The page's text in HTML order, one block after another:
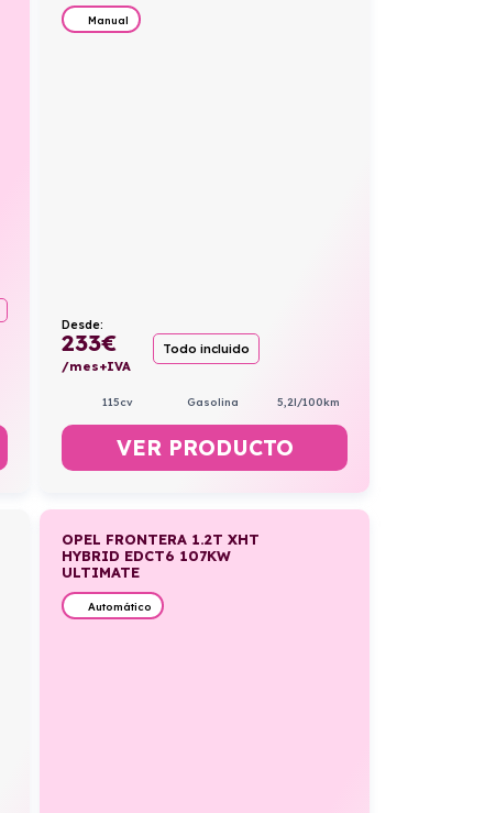
Manual
Desde:
233€
/mes+IVA
Todo incluido
115cv Gasolina 5,2l/100km
VER PRODUCTO
OPEL FRONTERA 1.2T XHT
HYBRID EDCT6 107KW
ULTIMATE
Automático